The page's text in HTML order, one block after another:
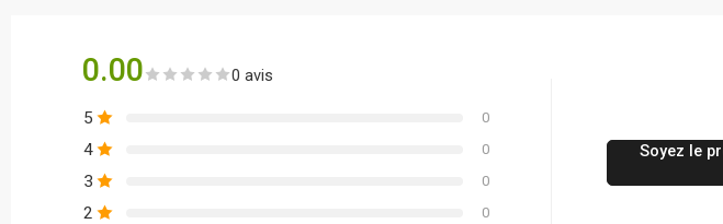
0.00 0 avis
5 0
4 0
3 0
2 0
Soyez le